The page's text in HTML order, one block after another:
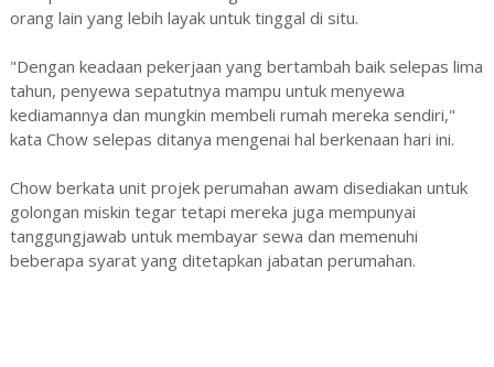
orang lain yang lebih layak untuk tinggal di situ.
"Dengan keadaan pekerjaan yang bertambah baik selepas lima
tahun, penyewa sepatutnya mampu untuk menyewa
kediamannya dan mungkin membeli rumah mereka sendiri,"
kata Chow selepas ditanya mengenai hal berkenaan hari ini.
Chow berkata unit projek perumahan awam disediakan untuk
golongan miskin tegar tetapi mereka juga mempunyai
tanggungjawab untuk membayar sewa dan memenuhi
beberapa syarat yang ditetapkan jabatan perumahan.